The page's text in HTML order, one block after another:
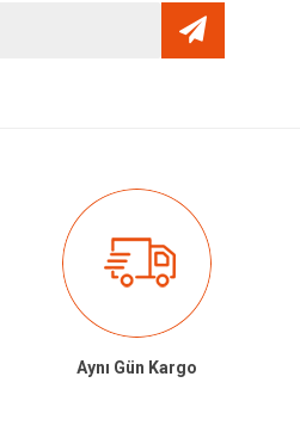
Aynı Gün Kargo